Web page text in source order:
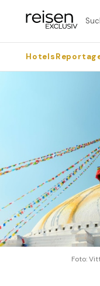
Hotels
Foto: